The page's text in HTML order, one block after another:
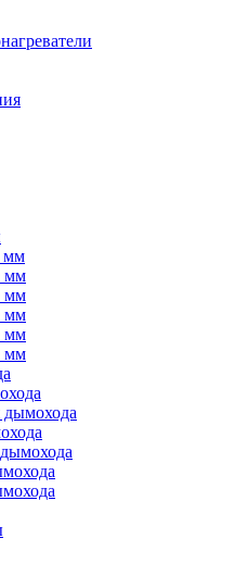
мм
мм
мм
мм
мм
мм
дымохода